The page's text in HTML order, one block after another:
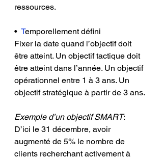
ressources.
• Temporellement défini
Fixer la date quand l’objectif doit
être atteint. Un objectif tactique doit
être atteint dans l’année. Un objectif
opérationnel entre 1 à 3 ans. Un
objectif stratégique à partir de 3 ans.
Exemple d’un objectif SMART:
D’ici le 31 décembre, avoir
augmenté de 5% le nombre de
clients recherchant activement à